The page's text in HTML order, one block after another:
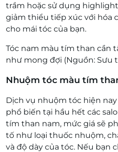
trầm hoặc sử dụng
giảm thiểu tiếp xúc với hóa
cho mái tóc của bạn.
Tóc nam màu tím than cần
như mong đợi (Nguồn: Sưu
Nhuộm tóc màu tím
Dịch vụ nhuộm tóc hiện
phổ biến tại hầu hết các
tím than nam, mức giá sẽ
tố như loại thuốc nhuộm,
và độ dày của tóc. Nếu bạn